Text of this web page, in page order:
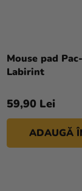
Mouse pad
Labirint
59,90 Lei
ADAUGĂ